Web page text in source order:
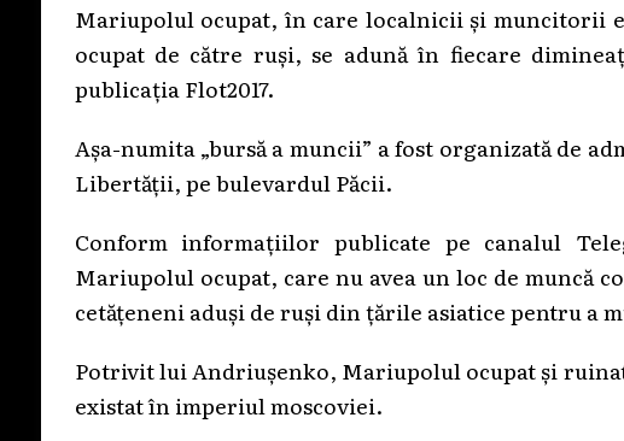
Mariupolul ocupat, în care localnicii și muncitorii
ocupat de către ruși, se adună în fiecare
publicația Flot2017.
Așa-numita „bursă a muncii” a fost organizată de
Libertății, pe bulevardul Păcii.
Conform informațiilor publicate pe canalul
Mariupolul ocupat, care nu avea un loc de muncă
cetățeneni aduși de ruși din țările asiatice pentru a
Potrivit lui Andriușenko, Mariupolul ocupat și
existat în imperiul moscoviei.